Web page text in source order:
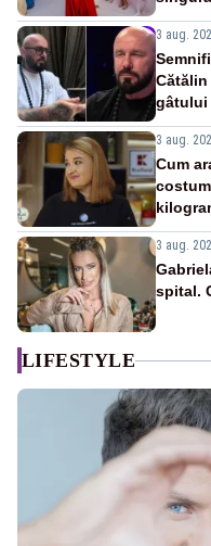
3 aug.
gâtului
3 aug.
Cum
3 aug.
spital.
LIFESTYLE